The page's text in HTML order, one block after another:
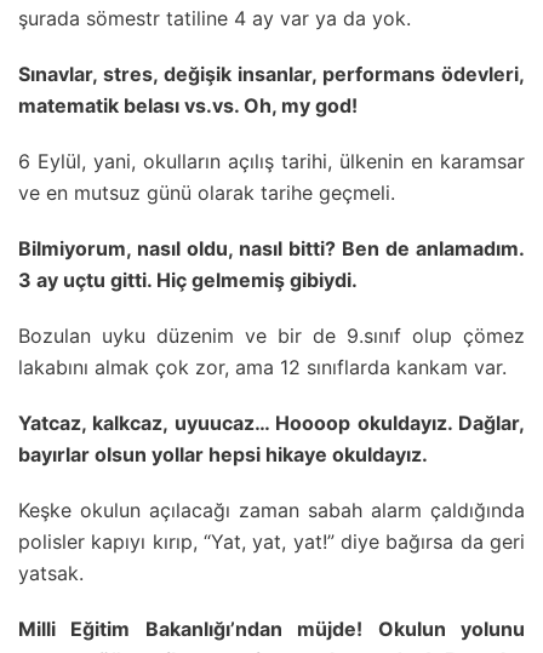
şurada sömestr tatiline 4 ay var ya da yok.
Sınavlar, stres, değişik insanlar, performans ödevleri,
matematik belası vs.vs. Oh, my god!
6 Eylül, yani, okulların açılış tarihi, ülkenin en karamsar
ve en mutsuz günü olarak tarihe geçmeli.
Bilmiyorum, nasıl oldu, nasıl bitti? Ben de anlamadım.
3 ay uçtu gitti. Hiç gelmemiş gibiydi.
Bozulan uyku düzenim ve bir de 9.sınıf olup çömez
lakabını almak çok zor, ama 12 sınıflarda kankam var.
Yatcaz, kalkcaz, uyuucaz… Hoooop okuldayız. Dağlar,
bayırlar olsun yollar hepsi hikaye okuldayız.
Keşke okulun açılacağı zaman sabah alarm çaldığında
polisler kapıyı kırıp, “Yat, yat, yat!” diye bağırsa da geri
yatsak.
Milli Eğitim Bakanlığı’ndan müjde! Okulun yolunu